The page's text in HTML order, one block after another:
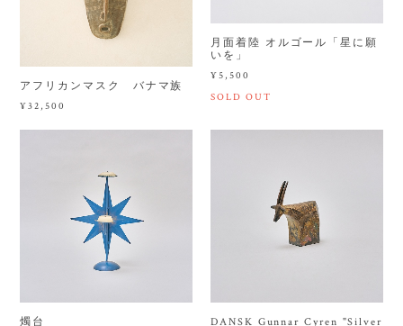
アフリカンマスク バナマ族
¥32,500
月面着陸 オルゴール「星に願
いを」
¥5,500
SOLD OUT
燭台
DANSK Gunnar Cyren "Silver